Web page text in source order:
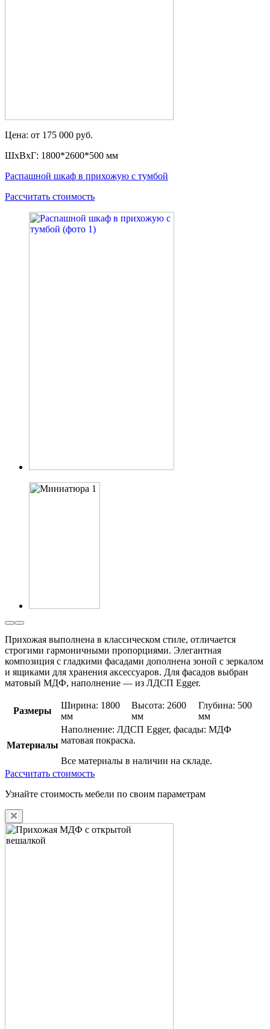
Цена: от 175 000 руб.
ШxВxГ: 1800*2600*500 мм
Распашной шкаф в прихожую с тумбой
Рассчитать стоимость
Прихожая выполнена в классическом стиле, отличается
строгими гармоничными пропорциями. Элегантная
композиция с гладкими фасадами дополнена зоной с зеркалом
и ящиками для хранения аксессуаров. Для фасадов выбран
матовый МДФ, наполнение — из ЛДСП Egger.
Размеры
Ширина: 1800
мм
Высота: 2600
мм
Глубина: 500
мм
Материалы
Наполнение: ЛДСП Egger, фасады: МДФ
матовая покраска.
Все материалы в наличии на складе.
Рассчитать стоимость
Узнайте стоимость мебели по своим параметрам